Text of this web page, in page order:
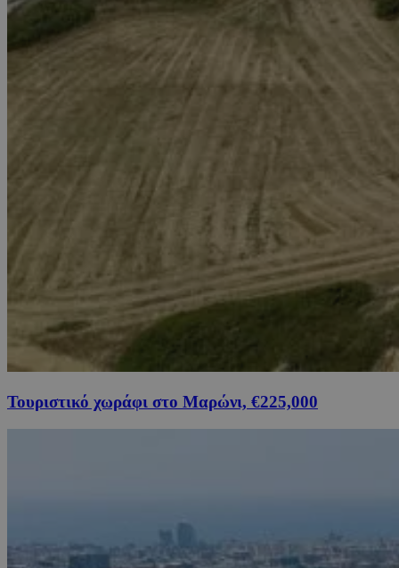
Τουριστικό χωράφι στο Μαρώνι, €225,000